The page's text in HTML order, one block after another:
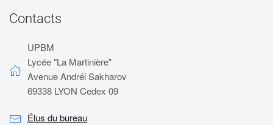
Contacts
UPBM
Lycée "La Martinière"
Avenue Andréi Sakharov
69338 LYON Cedex 09
Élus du bureau